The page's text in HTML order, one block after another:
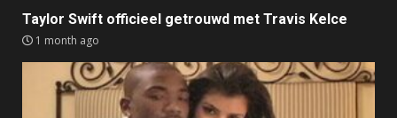
Taylor Swift officieel getrouwd met Travis Kelce
1 month ago